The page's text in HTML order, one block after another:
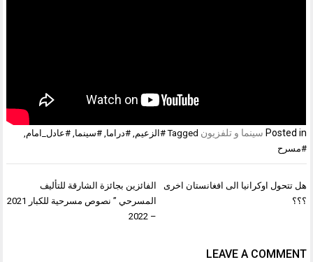
Posted in سينما و تلفزيون Tagged #الزعيم,#دراما,#سينما,#عادل_امام,
#مسرح
تصفّح
المقالات
الفائزين بجائزة الشارقة للتأليف
المسرحي ” نصوص مسرحية للكبار 2021
– 2022
هل تتحول اوكرانيا الى افغانستان اخرى
؟؟؟
LEAVE A COMMENT